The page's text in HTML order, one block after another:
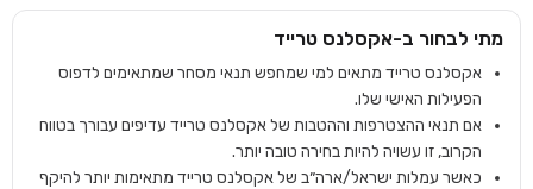
מתי לבחור ב-אקסלנס טרייד
אקסלנס טרייד מתאים למי שמחפש תנאי מסחר שמתאימים לדפוס
הפעילות האישי שלו.
אם תנאי ההצטרפות וההטבות של אקסלנס טרייד עדיפים עבורך בטווח
הקרוב, זו עשויה להיות בחירה טובה יותר.
כאשר עמלות ישראל/ארה״ב של אקסלנס טרייד מתאימות יותר להיקף